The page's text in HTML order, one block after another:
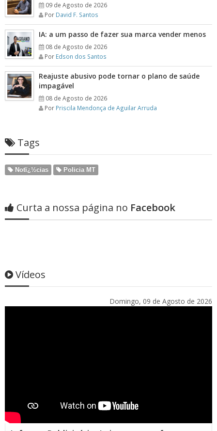
09 de Agosto de 2026
Por David F. Santos
IA: a um passo de fazer sua marca vender menos
08 de Agosto de 2026
Por Edson dos Santos
Reajuste abusivo pode tornar o plano de saúde
impagável
08 de Agosto de 2026
Por Priscila Mendonça de Aguilar Arruda
Tags
Notï¿½cias Policia MT
Curta a nossa página no Facebook
Vídeos
Domingo, 09 de Agosto de 2026